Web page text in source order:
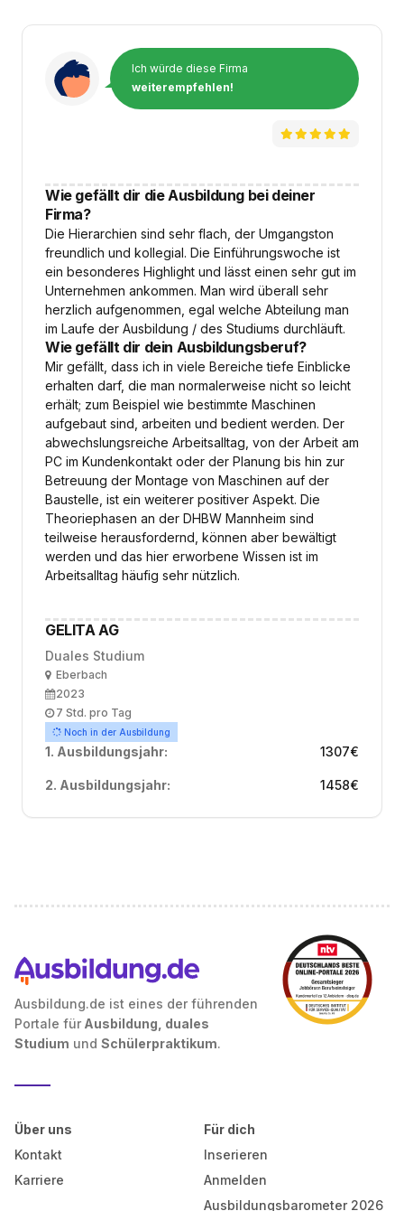
Ich würde diese Firma
weiterempfehlen!
Wie gefällt dir die Ausbildung bei deiner
Firma?
Die Hierarchien sind sehr flach, der Umgangston
freundlich und kollegial. Die Einführungswoche ist
ein besonderes Highlight und lässt einen sehr gut im
Unternehmen ankommen. Man wird überall sehr
herzlich aufgenommen, egal welche Abteilung man
im Laufe der Ausbildung / des Studiums durchläuft.
Wie gefällt dir dein Ausbildungsberuf?
Mir gefällt, dass ich in viele Bereiche tiefe Einblicke
erhalten darf, die man normalerweise nicht so leicht
erhält; zum Beispiel wie bestimmte Maschinen
aufgebaut sind, arbeiten und bedient werden. Der
abwechslungsreiche Arbeitsalltag, von der Arbeit am
PC im Kundenkontakt oder der Planung bis hin zur
Betreuung der Montage von Maschinen auf der
Baustelle, ist ein weiterer positiver Aspekt. Die
Theoriephasen an der DHBW Mannheim sind
teilweise herausfordernd, können aber bewältigt
werden und das hier erworbene Wissen ist im
Arbeitsalltag häufig sehr nützlich.
GELITA AG
Duales Studium
OrtEberbach
Ausbildungsbeginn
2023
Arbeitszeit
7 Std. pro Tag
Noch in der Ausbildung
1. Ausbildungsjahr: 1307€
2. Ausbildungsjahr: 1458€
Ausbildung.de ist eines der führenden
Portale für Ausbildung, duales
Studium und Schülerpraktikum.
Über uns
Kontakt
Karriere
Für dich
Inserieren
Anmelden
Ausbildungsbarometer 2026